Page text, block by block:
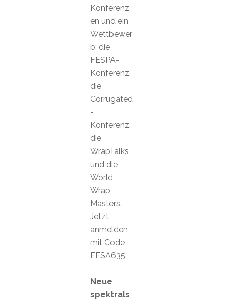
Konferenz
en und ein
Wettbewer
b: die
FESPA-
Konferenz,
die
Corrugated
-
Konferenz,
die
WrapTalks
und die
World
Wrap
Masters.
Jetzt
anmelden
mit Code
FESA635
Neue
spektrals